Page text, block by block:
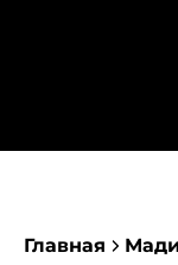
Главная